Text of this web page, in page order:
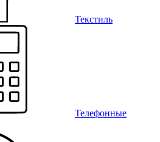
Текстиль
Телефонные